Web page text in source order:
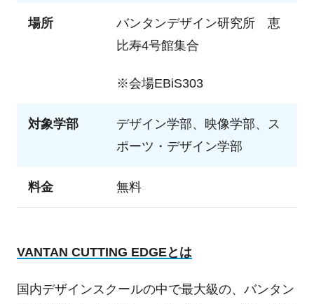
場所
バンタンデザイン研究所 恵
比寿4号館集合
※会場EBiS303
対象学部
デザイン学部、映像学部、ス
ポーツ・デザイン学部
料金 無料
VANTAN CUTTING EDGEとは
国内デザインスクールの中で最大級の、バンタン